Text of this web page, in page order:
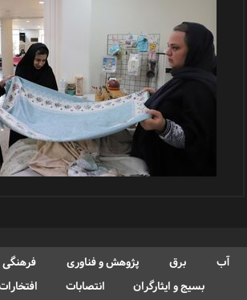
آب برق پژوهش و فناوری فرهنگی
بسیج و ایثارگران
انتصابات